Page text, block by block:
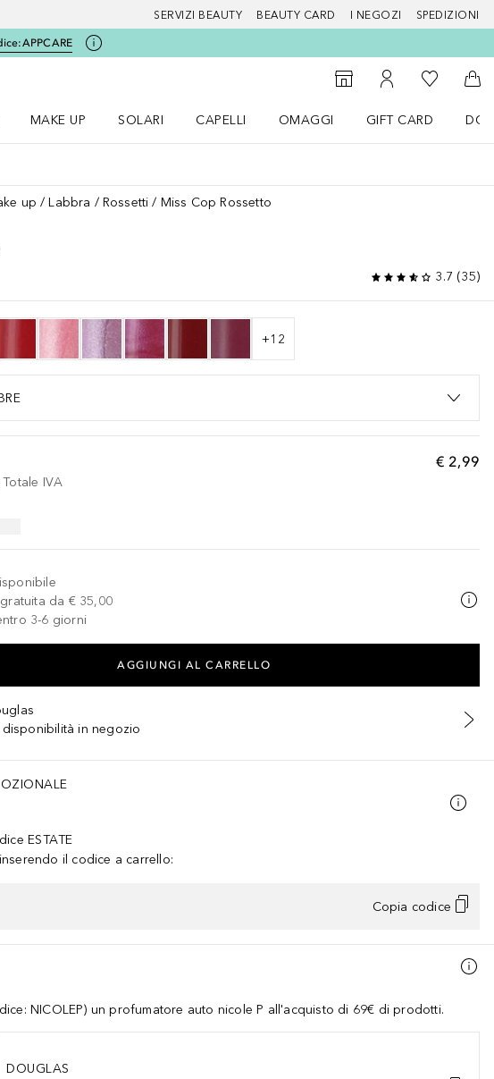
SERVIZI BEAUTY BEAUTY CARD I NEGOZI SPEDIZIONI
APPCARE
Home
StorefinderAl Mio Account
Alla Mia
Al
MAKE UP
SOLARI
CAPELLI
OMAGGI
GIFT CARD
up Labbra Rossetti Miss Cop Rossetto
3.7 (35)
+12
€ 2,99
Totale IVA
da € 35,00
3-6 giorni
AGGIUNGI AL CARRELLO
in negozio
ESTATE
il codice a carrello:
Copia codice
NICOLEP) un profumatore auto nicole P all'acquisto di 69€ di prodotti.
DOUGLAS